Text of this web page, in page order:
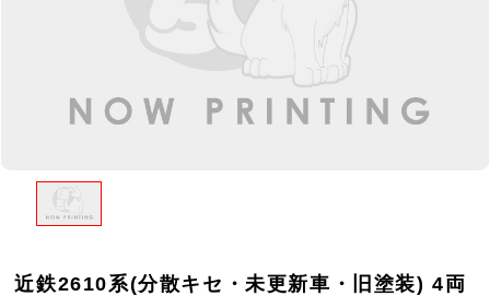
近鉄2610系(分散キセ・未更新車・旧塗装) 4両